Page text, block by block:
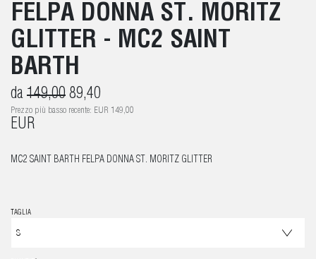
FELPA DONNA ST. MORITZ
GLITTER - MC2 SAINT
BARTH
da 149,00 89,40
Prezzo più basso recente: EUR 149,00
EUR
MC2 SAINT BARTH FELPA DONNA ST. MORITZ GLITTER
TAGLIA